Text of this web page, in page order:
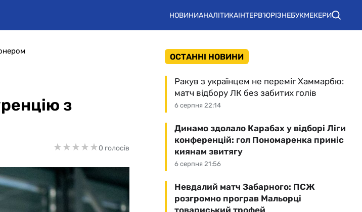
НОВИНИАНАЛІТИКАІНТЕРВ'ЮРІЗНЕБУКМЕКЕРИ
з
★★★★★
★★★★★0 голосів
ОСТАННІ НОВИНИ
6 серпня 22:14
Ракув з українцем не переміг Хаммарбю:
матч відбору ЛК без забитих голів
6 серпня 21:56
Динамо здолало Карабах у відборі Ліги
конференцій: гол Пономаренка приніс
киянам звитягу
Невдалий матч Забарного: ПСЖ
розгромно програв Мальорці
товариський трофей